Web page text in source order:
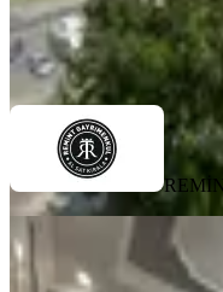
REMİNT EMLAK Emrah
Ara
YENİ